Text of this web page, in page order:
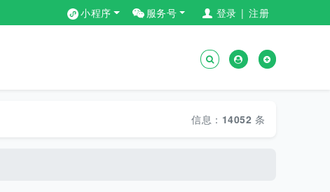
小程序 服务号 登录 | 注册
信息： 14052 条